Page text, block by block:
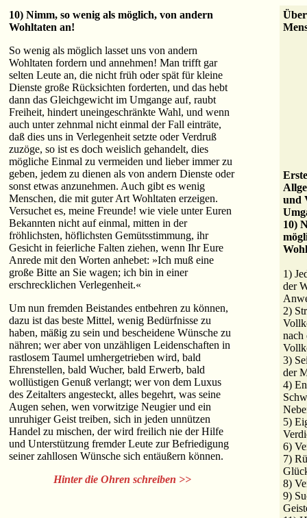
10) Nimm, so wenig als möglich, von andern
Wohltaten an!
So wenig als möglich lasset uns von andern
Wohltaten fordern und annehmen! Man trifft gar
selten Leute an, die nicht früh oder spät für kleine
Dienste große Rücksichten forderten, und das hebt
dann das Gleichgewicht im Umgange auf, raubt
Freiheit, hindert uneingeschränkte Wahl, und wenn
auch unter zehnmal nicht einmal der Fall einträte,
daß dies uns in Verlegenheit setzte oder Verdruß
zuzöge, so ist es doch weislich gehandelt, dies
mögliche Einmal zu vermeiden und lieber immer zu
geben, jedem zu dienen als von andern Dienste oder
sonst etwas anzunehmen. Auch gibt es wenig
Menschen, die mit guter Art Wohltaten erzeigen.
Versuchet es, meine Freunde! wie viele unter Euren
Bekannten nicht auf einmal, mitten in der
fröhlichsten, höflichsten Gemütsstimmung, ihr
Gesicht in feierliche Falten ziehen, wenn Ihr Eure
Anrede mit den Worten anhebet: »Ich muß eine
große Bitte an Sie wagen; ich bin in einer
erschrecklichen Verlegenheit.«
Um nun fremden Beistandes entbehren zu können,
dazu ist das beste Mittel, wenig Bedürfnisse zu
haben, mäßig zu sein und bescheidene Wünsche zu
nähren; wer aber von unzähligen Leidenschaften in
rastlosem Taumel umhergetrieben wird, bald
Ehrenstellen, bald Wucher, bald Erwerb, bald
wollüstigen Genuß verlangt; wer von dem Luxus
des Zeitalters angesteckt, alles begehrt, was seine
Augen sehen, wen vorwitzige Neugier und ein
unruhiger Geist treiben, sich in jeden unnützen
Handel zu mischen, der wird freilich nie der Hilfe
und Unterstützung fremder Leute zur Befriedigung
seiner zahllosen Wünsche sich entäußern können.
Hinter die Ohren schreiben >>
und
10)
1)
der
2)
nach
3)
der
4)
5)
6)
7)
8)
9)